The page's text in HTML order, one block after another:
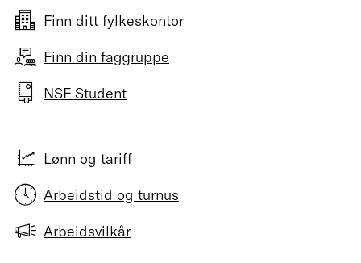
Finn ditt fylkeskontor
Finn din faggruppe
NSF Student
Lønn og tariff
Arbeidstid og turnus
Arbeidsvilkår